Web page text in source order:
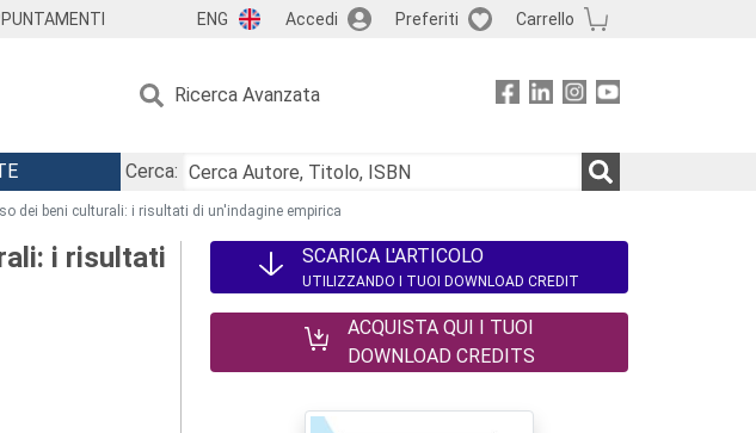
ENG Accedi Preferiti Carrello
Ricerca Avanzata
Cerca:
dei beni culturali: i risultati di un'indagine empirica
i risultati
SCARICA L'ARTICOLO
UTILIZZANDO I TUOI DOWNLOAD CREDIT
ACQUISTA QUI I TUOI
DOWNLOAD CREDITS